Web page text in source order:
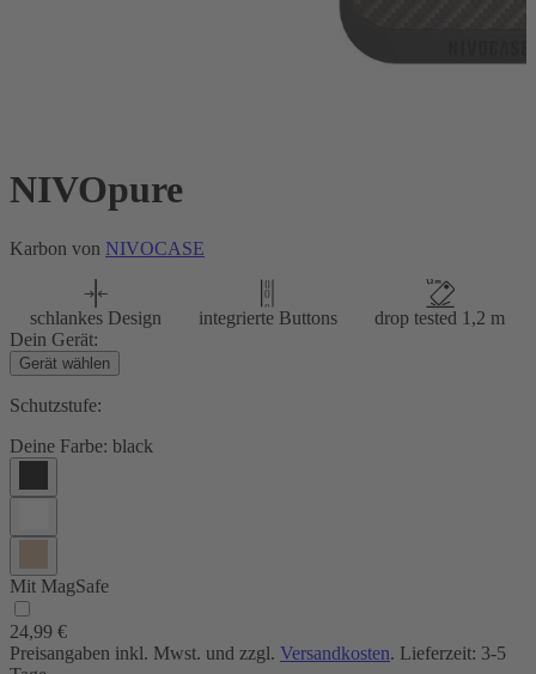
NIVOpure
Karbon von NIVOCASE
schlankes Design integrierte Buttons
drop tested 1,2 m
Dein Gerät:
Gerät wählen
Schutzstufe:
Deine Farbe: black
Mit MagSafe
24,99 €
Preisangaben inkl. Mwst. und zzgl. Versandkosten. Lieferzeit: 3-5